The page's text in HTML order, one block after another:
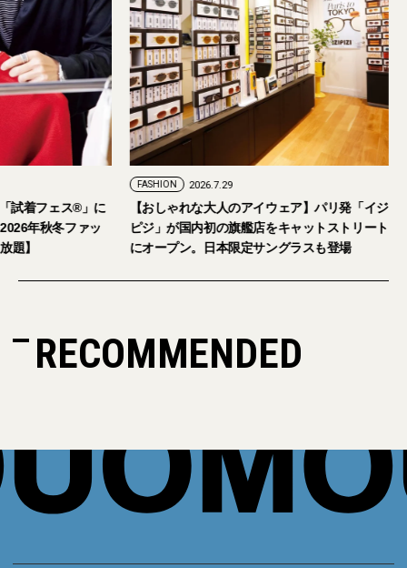
試着フェス®︎」に
年秋冬ファッ
題】
FASHION 2026.7.29
【おしゃれな大人のアイウェア】パリ発「イジ
ピジ」が国内初の旗艦店をキャットストリート
にオープン。日本限定サングラスも登場
RECOMMENDED